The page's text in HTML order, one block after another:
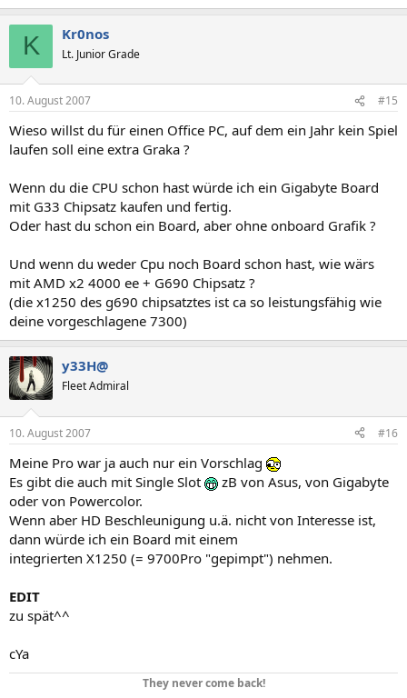
K Kr0nos
Lt. Junior Grade
10. August 2007 #15
Wieso willst du für einen Office PC, auf dem ein Jahr kein Spiel
laufen soll eine extra Graka ?
Wenn du die CPU schon hast würde ich ein Gigabyte Board
mit G33 Chipsatz kaufen und fertig.
Oder hast du schon ein Board, aber ohne onboard Grafik ?
Und wenn du weder Cpu noch Board schon hast, wie wärs
mit AMD x2 4000 ee + G690 Chipsatz ?
(die x1250 des g690 chipsatztes ist ca so leistungsfähig wie
deine vorgeschlagene 7300)
y33H@
Fleet Admiral
10. August 2007 #16
Meine Pro war ja auch nur ein Vorschlag
Es gibt die auch mit Single Slot
zB von Asus, von Gigabyte
oder von Powercolor.
Wenn aber HD Beschleunigung u.ä. nicht von Interesse ist,
dann würde ich ein Board mit einem
integrierten X1250 (= 9700Pro "gepimpt") nehmen.
EDIT
zu spät^^
cYa
They never come back!